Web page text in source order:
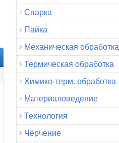
Сварка
Пайка
Механическая обработка
Термическая обработка
Химико-терм. обработка
Материаловедение
Технология
Черчение